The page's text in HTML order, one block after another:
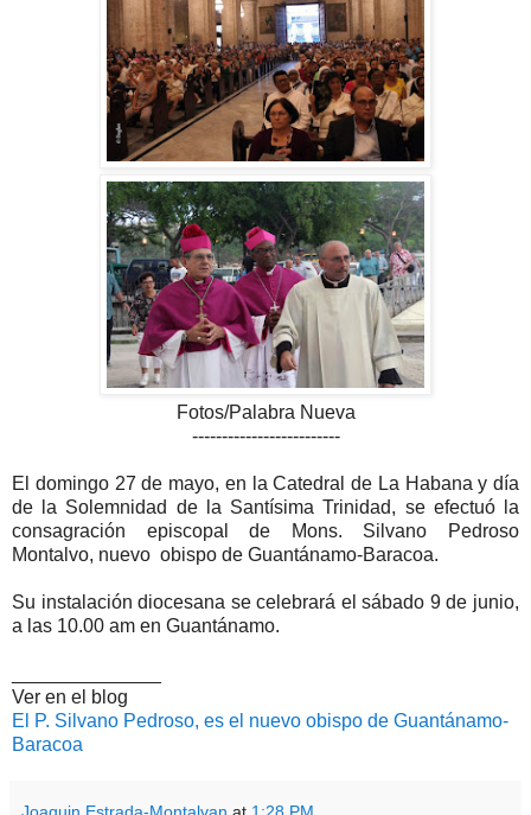
Fotos/Palabra Nueva
-------------------------
El domingo 27 de mayo, en la Catedral de La Habana y día
de la Solemnidad de la Santísima Trinidad, se efectuó la
consagración episcopal de Mons. Silvano Pedroso
Montalvo, nuevo obispo de Guantánamo-Baracoa.
Su instalación diocesana se celebrará el sábado 9 de junio,
a las 10.00 am en Guantánamo.
Ver en el blog
El P. Silvano Pedroso, es el nuevo obispo de Guantánamo-
Baracoa
Joaquin Estrada-Montalvan at 1:28 PM